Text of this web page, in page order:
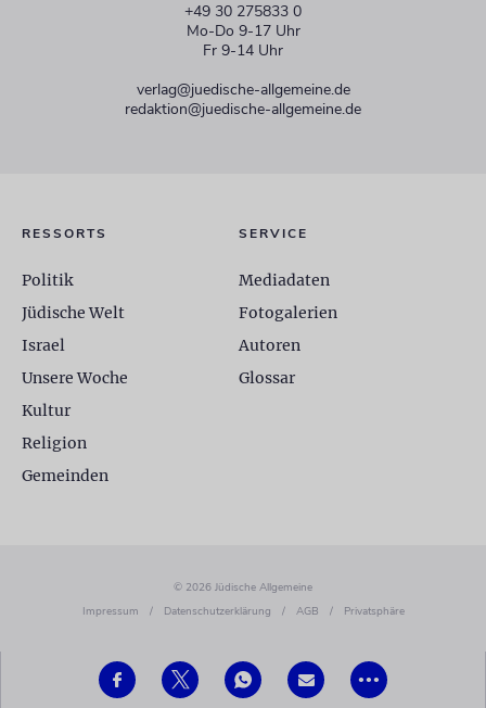
•••
+49 30 275833 0
Mo-Do 9-17 Uhr
Fr 9-14 Uhr
verlag@juedische-allgemeine.de
redaktion@juedische-allgemeine.de
RESSORTS
Politik
Jüdische Welt
Israel
Unsere Woche
Kultur
Religion
Gemeinden
SERVICE
Mediadaten
Fotogalerien
Autoren
Glossar
© 2026 Jüdische Allgemeine
Impressum
/ Datenschutzerklärung / AGB / Privatsphäre